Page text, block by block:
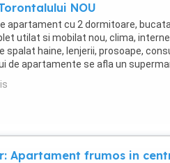
NOU
apartament cu 2 dormitoare,
utilat si mobilat nou, clima,
spalat haine, lenjerii, prosoape,
de apartamente se afla un
...
Apartament frumos in